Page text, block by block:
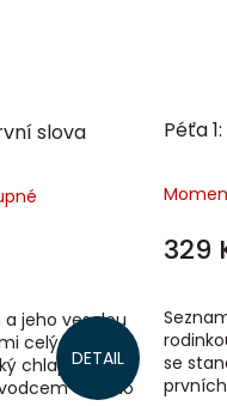
slova
DETAIL
jeho veselou
celý dlouhý
chlapeček se
vašeho
Péťa
329
se